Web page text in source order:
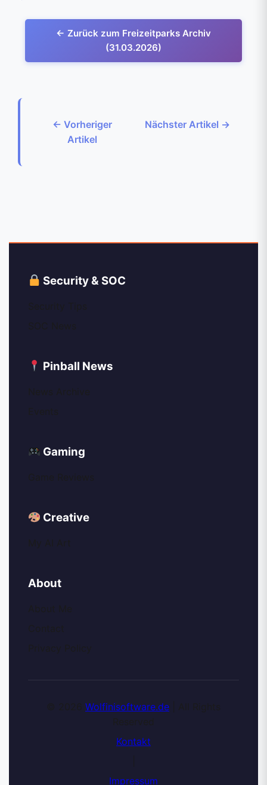
← Zurück zum Freizeitparks Archiv
(31.03.2026)
← Vorheriger
Artikel
Nächster Artikel →
Security & SOC
Pinball News
Gaming
Creative
About
Wolfinisoftware.de
Kontakt
Impressum